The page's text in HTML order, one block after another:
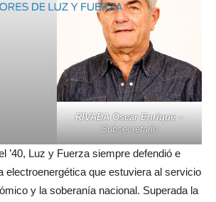
RIVADA Oscar Enrique–
Subsecretario
’40, Luz y Fuerza siempre defendió e
electroenergética que estuviera al servicio
y la soberanía nacional. Superada la